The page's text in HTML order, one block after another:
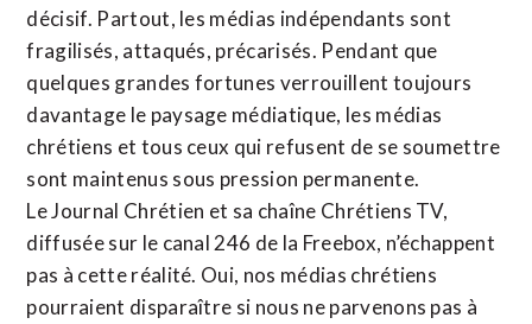
décisif. Partout, les médias indépendants sont
fragilisés, attaqués, précarisés. Pendant que
quelques grandes fortunes verrouillent toujours
davantage le paysage médiatique, les médias
chrétiens et tous ceux qui refusent de se soumettre
sont maintenus sous pression permanente.
Le Journal Chrétien et sa chaîne Chrétiens TV,
diffusée sur le canal 246 de la Freebox, n’échappent
pas à cette réalité. Oui, nos médias chrétiens
pourraient disparaître si nous ne parvenons pas à